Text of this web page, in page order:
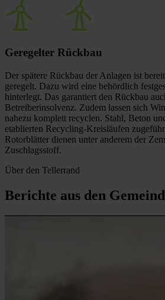
Geregelter Rückbau
Der spätere Rückbau der Anlagen ist
geregelt. Dazu wird eine behördlich
hinterlegt. Das garantiert den Rückbau
Betreiberinsolvenz. Zudem lassen sich
nahezu komplett recyclen. Stahl, Beton
etablierten Recycling-Kreisläufen
Rotorblätter dienen unter anderem der
Zuschlagsstoff.
Über den Tellerrand
Berichte aus den